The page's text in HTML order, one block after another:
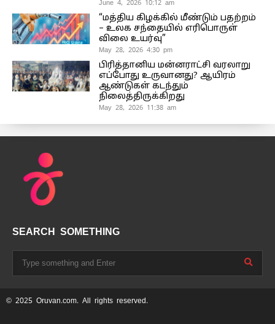
June 4, 2026 10:12 am
“மத்திய கிழக்கில் மீண்டும் பதற்றம்
– உலக சந்தையில் எரிபொருள்
விலை உயர்வு”
May 28, 2026 4:30 pm
பிரித்தானிய மன்னராட்சி வரலாறு
எப்போது உருவானது? ஆயிரம்
ஆண்டுகள் கடந்தும்
நிலைத்திருக்கிறது
May 28, 2026 11:38 am
SEARCH SOMETHING
© 2025 Oruvan.com. All rights reserved.